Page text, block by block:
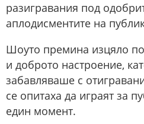
разигравания под
аплодисментите на
Шоуто премина изцяло
и доброто настроение,
забавляваше с
се опитаха да играят за
един момент.